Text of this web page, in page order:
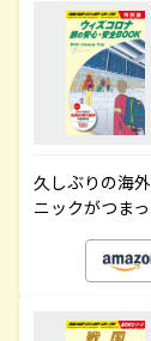
久しぶりの海
ニックがつま